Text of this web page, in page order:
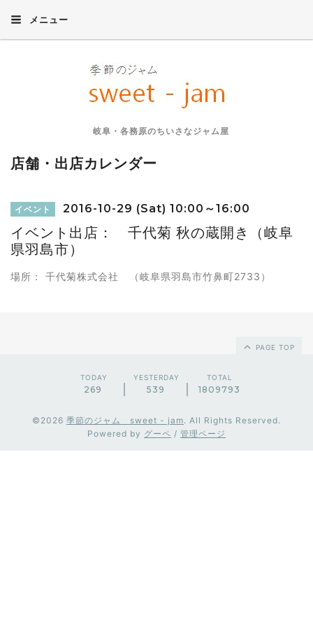
メニュー
岐阜・各務原のちいさなジャム屋
店舗・出店カレンダー
イベント 2016-10-29 (Sat) 10:00～16:00
イベント出店： 千代菊 秋の蔵開き（岐阜
県羽島市）
場所： 千代菊株式会社 （岐阜県羽島市竹鼻町2733）
PAGE TOP
TODAY
269
YESTERDAY
539
TOTAL
1809793
©2026 季節のジャム sweet - jam. All Rights Reserved.
Powered by グーペ / 管理ページ